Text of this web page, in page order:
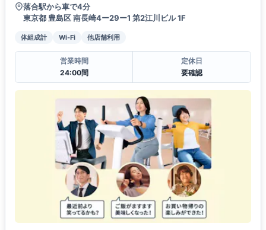
落合駅から車で4分
東京都 豊島区 南長崎4ー29ー1 第2江川ビル 1F
体組成計 Wi-Fi 他店舗利用
営業時間
24:00間
定休日
要確認